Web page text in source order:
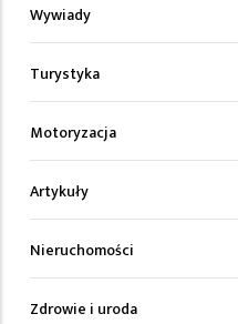
Wywiady
Turystyka
Motoryzacja
Artykuły
Nieruchomości
Zdrowie i uroda